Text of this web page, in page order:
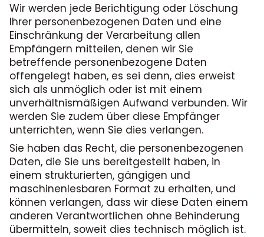
Wir werden jede Berichtigung oder Löschung
Ihrer personenbezogenen Daten und eine
Einschränkung der Verarbeitung allen
Empfängern mitteilen, denen wir Sie
betreffende personenbezogene Daten
offengelegt haben, es sei denn, dies erweist
sich als unmöglich oder ist mit einem
unverhältnismäßigen Aufwand verbunden. Wir
werden Sie zudem über diese Empfänger
unterrichten, wenn Sie dies verlangen.
Sie haben das Recht, die personenbezogenen
Daten, die Sie uns bereitgestellt haben, in
einem strukturierten, gängigen und
maschinenlesbaren Format zu erhalten, und
können verlangen, dass wir diese Daten einem
anderen Verantwortlichen ohne Behinderung
übermitteln, soweit dies technisch möglich ist.